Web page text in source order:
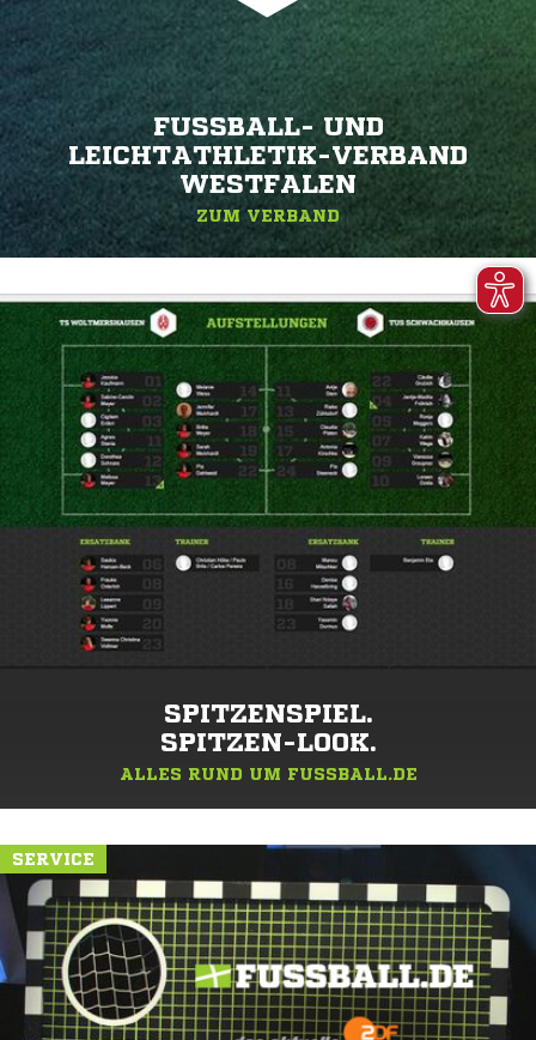
FUSSBALL- UND L
EICHTATHLETIK-VERBAND W
ESTFALEN
ZUM VERBAND
SPITZENSPIEL.
SPITZEN-LOOK.
ALLES RUND UM FUSSBALL.DE
SERVICE